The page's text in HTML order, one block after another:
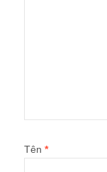
Tên *